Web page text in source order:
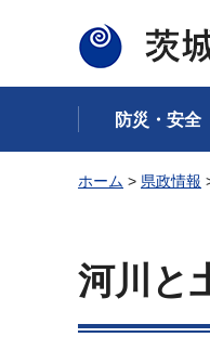
茨城県
防災・安全
ホーム > 県政情報
河川と